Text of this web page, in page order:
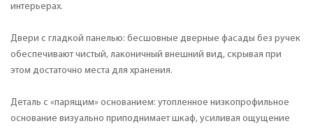
интерьерах.
Двери с гладкой панелью: бесшовные дверные фасады без ручек
обеспечивают чистый, лаконичный внешний вид, скрывая при
этом достаточно места для хранения.
Деталь с «парящим» основанием: утопленное низкопрофильное
основание визуально приподнимает шкаф, усиливая ощущение